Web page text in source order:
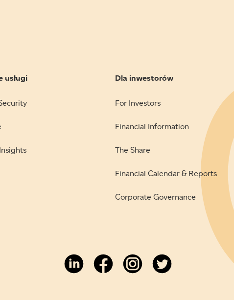
usługi Dla inwestorów
For Investors
Financial Information
The Share
Financial Calendar & Reports
Corporate Governance